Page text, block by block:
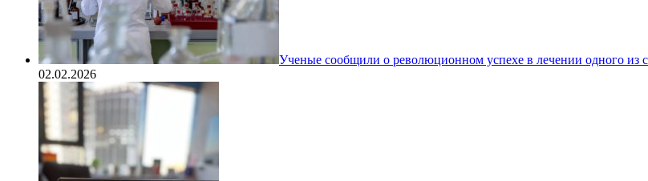
Ученые сообщили о революционном успехе в лечении одного из
02.02.2026